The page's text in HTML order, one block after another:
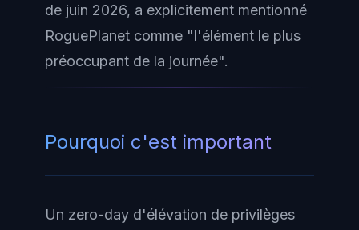
de juin 2026, a explicitement mentionné
RoguePlanet comme "l'élément le plus
préoccupant de la journée".
Pourquoi c'est important
Un zero-day d'élévation de privilèges